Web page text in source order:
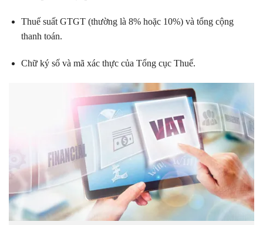
Thuế suất GTGT (thường là 8% hoặc 10%) và tổng cộng
thanh toán.
Chữ ký số và mã xác thực của Tổng cục Thuế.